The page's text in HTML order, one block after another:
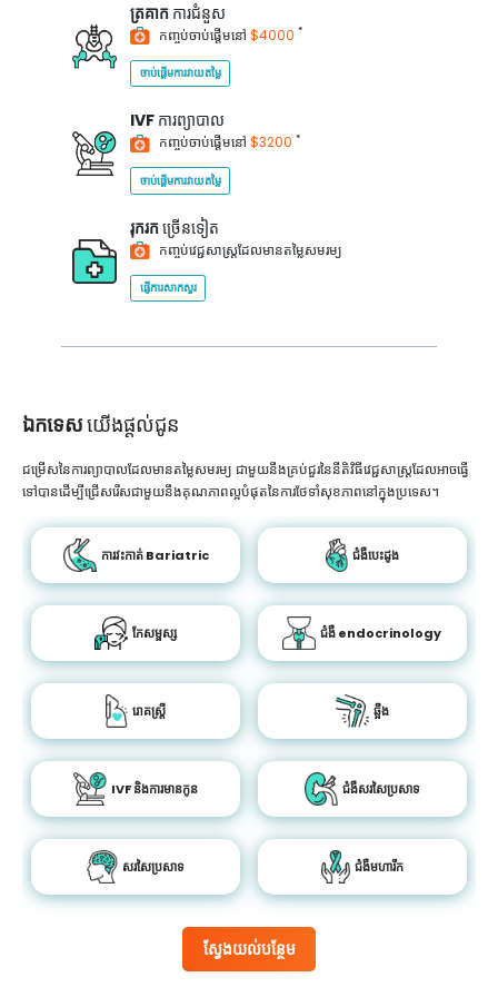
ត្រគាក ការជំនួស
កញ្ចប់ចាប់ផ្តើមនៅ $4000 *
ចាប់ផ្តើមការវាយតម្លៃ
IVF ការព្យាបាល
កញ្ចប់ចាប់ផ្តើមនៅ $3200 *
ចាប់ផ្តើមការវាយតម្លៃ
រុករក ច្រើនទៀត
កញ្ចប់វេជ្ជសាស្ត្រដែលមានតម្លៃសមរម្យ
ផ្ញើការសាកសួរ
ឯកទេសយើងផ្តល់ជូន
ស្វែងយល់បន្ថែម
ជម្រើសនៃការព្យាបាលដែលមានតម្លៃសមរម្យ ជាមួយនឹងគ្រប់ជួរនៃនីតិវិធីវេជ្ជសាស្រ្តដែលអាចធ្វើ
ទៅបានដើម្បីជ្រើសរើសជាមួយនឹងគុណភាពល្អបំផុតនៃការថែទាំសុខភាពនៅក្នុងប្រទេស។
ការវះកាត់ Bariatric ជំងឺបេះដូង
កែសម្ផស្ស ជំងឺ endocrinology
រោគស្ត្រី ឆ្អឹង
IVF និងការមានកូន ជំងឺសរសៃប្រសាទ
សរសៃប្រសាទ ជំងឺមហារីក